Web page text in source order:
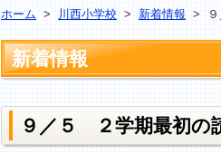
ホーム > 川西小学校 > 新着情報 >
新着情報
９／５ ２学期最初の